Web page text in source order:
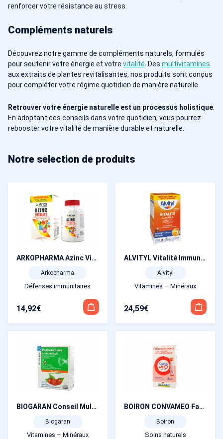
renforcer votre résistance au stress.
Compléments naturels
Découvrez notre gamme de compléments naturels, formulés
pour soutenir votre énergie et votre vitalité . Des multivitamines
aux extraits de plantes revitalisantes, nos produits sont conçus
pour compléter votre régime quotidien de manière naturelle.
Retrouver votre énergie naturelle est un processus holistique
En adoptant ces conseils dans votre quotidien, vous pourrez
rebooster votre vitalité de manière durable et naturelle.
Notre selection de produits
ARKOPHARMA Azinc Vitalité Offre Spéciale 150 gélules
Arkopharma
Défenses immunitaires
14,92€
ALVITYL Vitalité Immunité 90 comprimés
Alvityl
Vitamines – Minéraux
24,59€
BIOGARAN Conseil Multivitamines et Mineraux Caféine et Guarana Goût Orange 20 comprimés effervescents
Biogaran
Vitamines – Minéraux
BOIRON CONVAMEO Fatigue passaggère 3 tubes granules
Boiron
Soins naturels